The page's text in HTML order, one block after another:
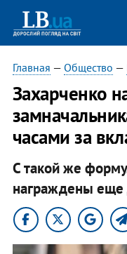
Главная — Общество —
Захарченко
часами за
С такой же
награждены еще